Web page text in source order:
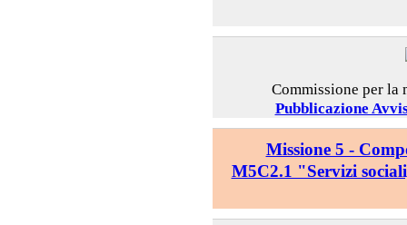
Commissione per la
Pubblicazione
Missione 5 -
M5C2.1 "Servizi